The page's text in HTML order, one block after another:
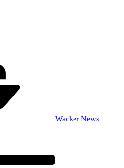
Wacker News